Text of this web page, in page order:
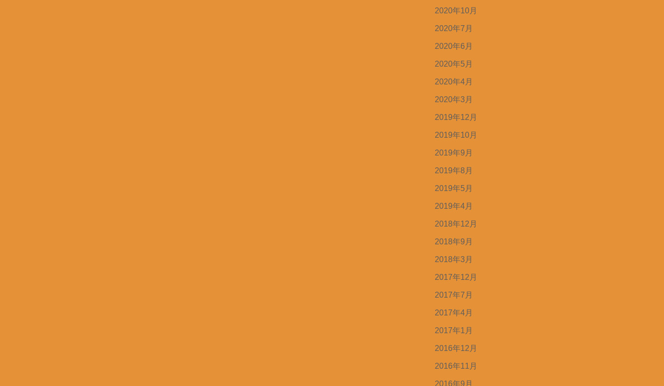
2020年10月
2020年7月
2020年6月
2020年5月
2020年4月
2020年3月
2019年12月
2019年10月
2019年9月
2019年8月
2019年5月
2019年4月
2018年12月
2018年9月
2018年3月
2017年12月
2017年7月
2017年4月
2017年1月
2016年12月
2016年11月
2016年9月